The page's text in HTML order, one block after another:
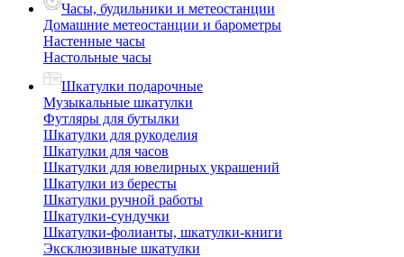
Часы, будильники и метеостанции
Домашние метеостанции и барометры
Настенные часы
Настольные часы
Шкатулки подарочные
Музыкальные шкатулки
Футляры для бутылки
Шкатулки для рукоделия
Шкатулки для часов
Шкатулки для ювелирных украшений
Шкатулки из бересты
Шкатулки ручной работы
Шкатулки-сундучки
Шкатулки-фолианты, шкатулки-книги
Эксклюзивные шкатулки